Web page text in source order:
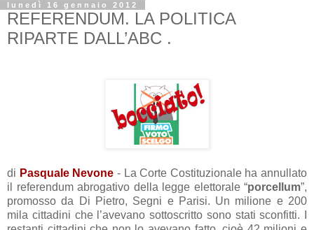
lunedì 16 gennaio 2012
REFERENDUM. LA POLITICA
RIPARTE DALL’ABC .
di Pasquale Nevone - La Corte Costituzionale ha annullato
il referendum abrogativo della legge elettorale “porcellum”,
promosso da Di Pietro, Segni e Parisi. Un milione e 200
mila cittadini che l’avevano sottoscritto sono stati sconfitti. I